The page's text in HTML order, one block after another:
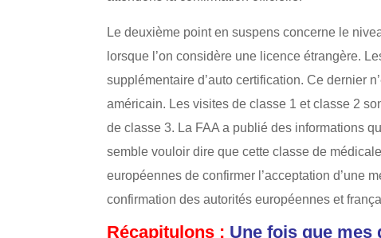
Le deuxième point en suspens concerne le
lorsque l’on considère une licence étrangère.
supplémentaire d’auto certification. Ce dernier
américain. Les visites de classe 1 et classe 2
de classe 3. La FAA a publié des informations
semble vouloir dire que cette classe de
européennes de confirmer l’acceptation d’une
confirmation des autorités européennes et
Récapitulons : Une fois que mes